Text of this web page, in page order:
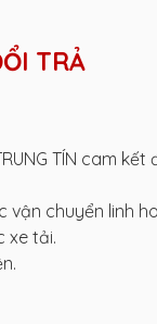
TRẢ
TRUNG TÍN cam
chuyển linh
xe tải.